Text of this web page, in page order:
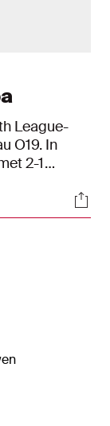
League-
O19. In
2-1